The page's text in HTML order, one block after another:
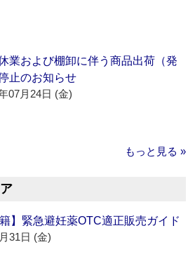
業および棚卸に伴う商品出荷（発
止のお知らせ
07月24日 (金)
もっと見る »
籍】緊急避妊薬OTC適正販売ガイド
31日 (金)